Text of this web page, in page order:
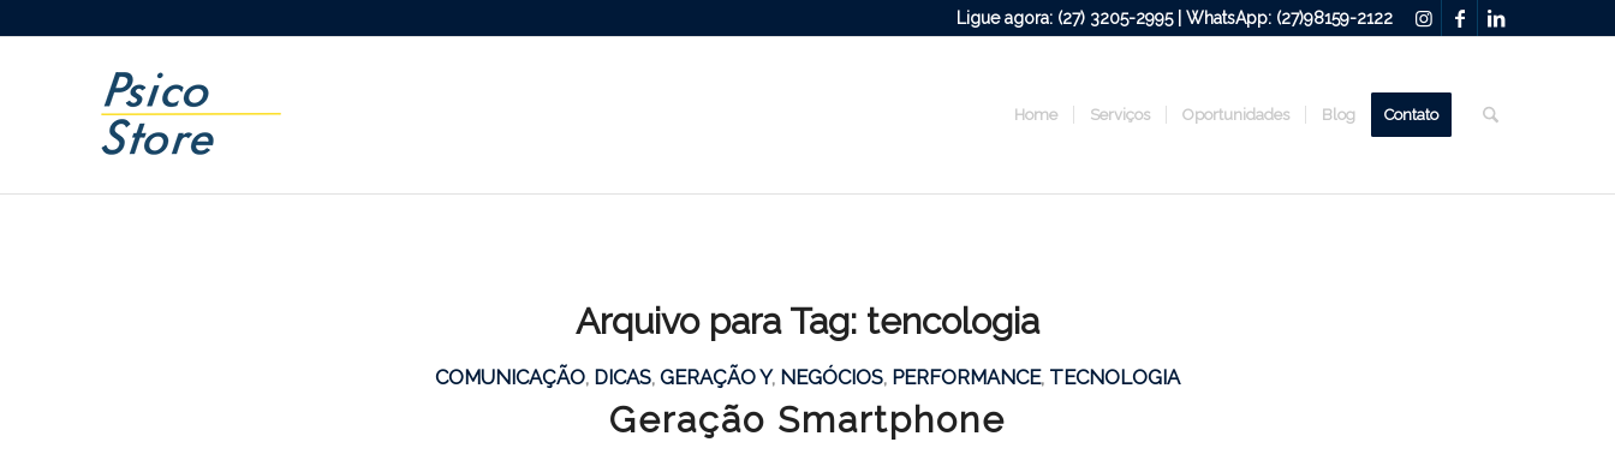
Ligue agora: (27) 3205-2995 | WhatsApp: (27)98159-2122
Home Serviços Oportunidades Blog Contato
Arquivo para Tag: tencologia
COMUNICAÇÃO, DICAS, GERAÇÃO Y, NEGÓCIOS, PERFORMANCE, TECNOLOGIA
Geração Smartphone